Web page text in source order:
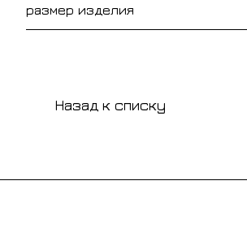
размер изделия
Назад к списку